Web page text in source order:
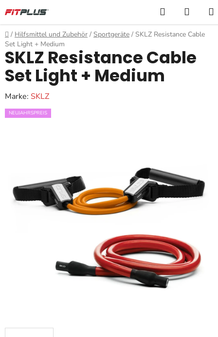
Inhalt
springen
Suchen
Startseite
/ Hilfsmittel und Zubehör / Sportgeräte / SKLZ Resistance Cable
Set Light + Medium
SKLZ Resistance Cable
Set Light + Medium
Marke: SKLZ
NEUJAHRSPREIS